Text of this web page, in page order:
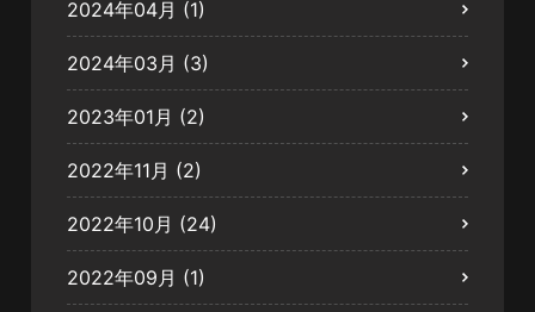
2024年04月 (1)
2024年03月 (3)
2023年01月 (2)
2022年11月 (2)
2022年10月 (24)
2022年09月 (1)